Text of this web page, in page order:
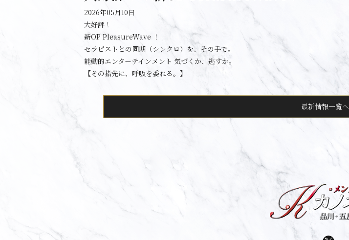
2026年05月10日
大好評！
新OP PleasureWave ！
セラピストとの同期（シンクロ）を、その手で。
能動的エンターテインメント 気づくか、逃すか。
【その指先に、呼吸を委ねる。】
最新情報一覧へ